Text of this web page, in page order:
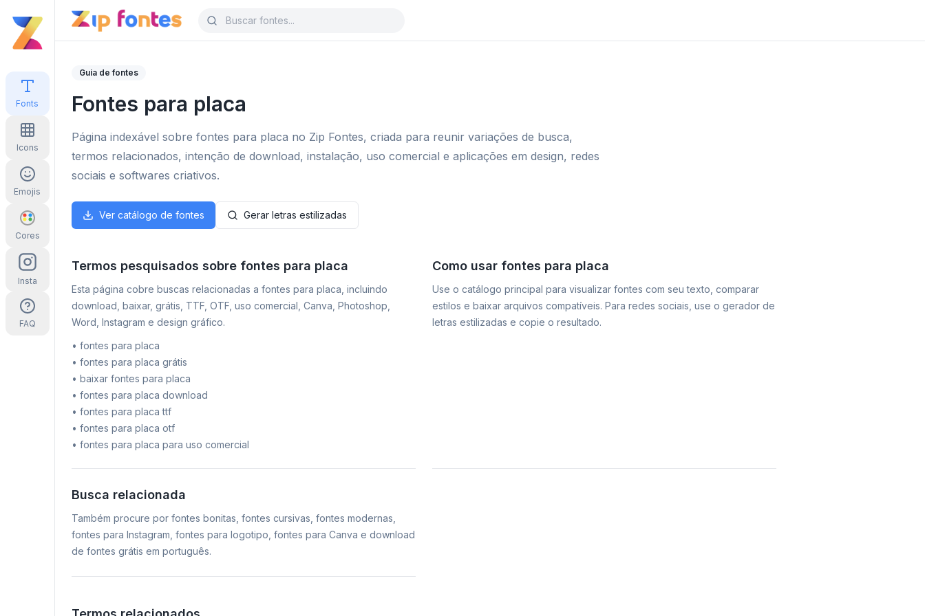
Fonts
Icons
Emojis
Cores
Insta
FAQ
Guia de fontes
Fontes para placa
Página indexável sobre fontes para placa no Zip Fontes, criada para reunir variações de busca,
termos relacionados, intenção de download, instalação, uso comercial e aplicações em design, redes
sociais e softwares criativos.
Ver catálogo de fontes Gerar letras estilizadas
Termos pesquisados sobre fontes para placa
Esta página cobre buscas relacionadas a fontes para placa, incluindo
download, baixar, grátis, TTF, OTF, uso comercial, Canva, Photoshop,
Word, Instagram e design gráfico.
• fontes para placa
• fontes para placa grátis
• baixar fontes para placa
• fontes para placa download
• fontes para placa ttf
• fontes para placa otf
• fontes para placa para uso comercial
Como usar fontes para placa
Use o catálogo principal para visualizar fontes com seu texto, comparar
estilos e baixar arquivos compatíveis. Para redes sociais, use o gerador de
letras estilizadas e copie o resultado.
Busca relacionada
Também procure por fontes bonitas, fontes cursivas, fontes modernas,
fontes para Instagram, fontes para logotipo, fontes para Canva e download
de fontes grátis em português.